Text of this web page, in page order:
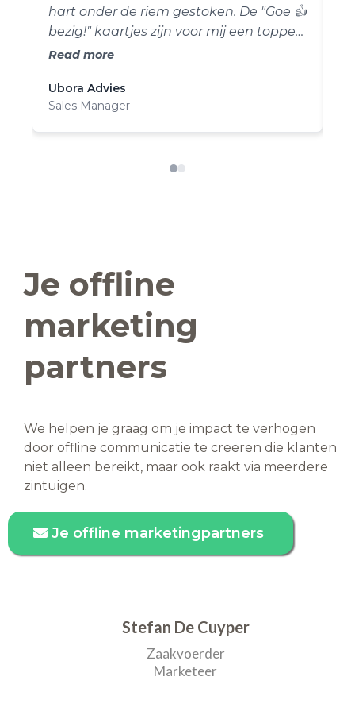
hart onder de riem gestoken. De "Goe 👍
bezig!" kaartjes zijn voor mij een topper.
Een zoveelste bewijs van de
Brandsbee levert.
Read more
Ubora Advies
Sales Manager
Je offline
marketing
partners
We helpen je graag om je impact te verhogen
door offline communicatie te creëren die klanten
niet alleen bereikt, maar ook raakt via meerdere
zintuigen.
Je offline marketingpartners
Stefan De Cuyper
Zaakvoerder
Marketeer